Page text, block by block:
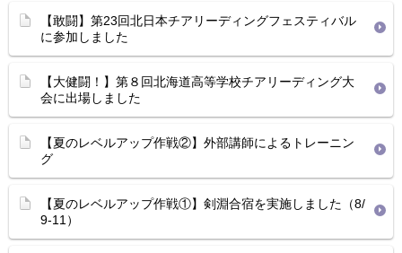
【敢闘】第23回北日本チアリーディングフェスティバル
に参加しました
【大健闘！】第８回北海道高等学校チアリーディング大
会に出場しました
【夏のレベルアップ作戦②】外部講師によるトレーニン
グ
【夏のレベルアップ作戦①】剣淵合宿を実施しました（8/
9-11）